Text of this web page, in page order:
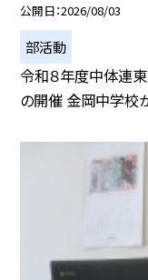
公開日 2026/08/03
部活動
令和８年度中体連
の開催 金岡中学校